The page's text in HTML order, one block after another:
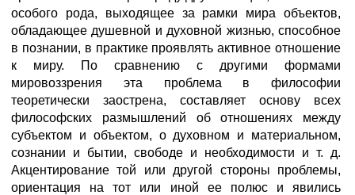
особого рода, выходящее за рамки мира объектов,
обладающее душевной и духовной жизнью, способное
в познании, в практике проявлять активное отношение
к миру. По сравнению с другими формами
мировоззрения эта проблема в философии
теоретически заострена, составляет основу всех
философских размышлений об отношениях между
субъектом и объектом, о духовном и материальном,
сознании и бытии, свободе и необходимости и т. д.
Акцентирование той или другой стороны проблемы,
ориентация на тот или иной ее полюс и явились